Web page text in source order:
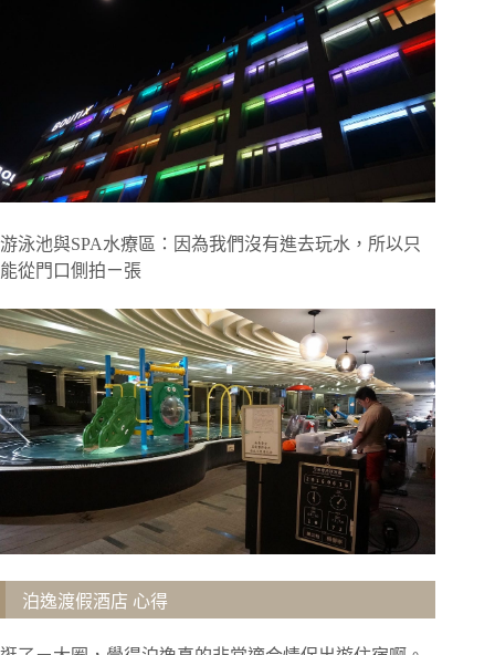
游泳池與SPA水療區：因為我們沒有進去玩水，所以只
能從門口側拍ㄧ張
泊逸渡假酒店 心得